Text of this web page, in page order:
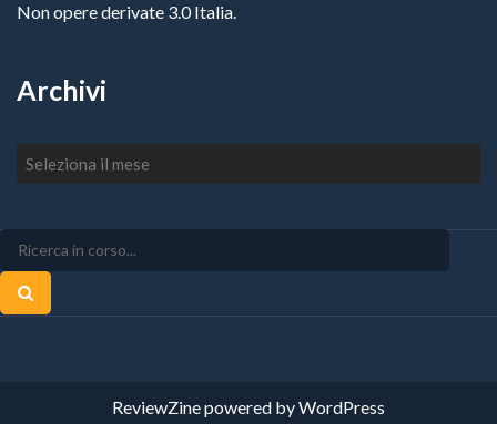
Non opere derivate 3.0 Italia.
Archivi
Archivi
ReviewZinepowered byWordPress